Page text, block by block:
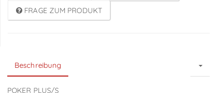
FRAGE ZUM PRODUKT
Beschreibung
POKER PLUS/S